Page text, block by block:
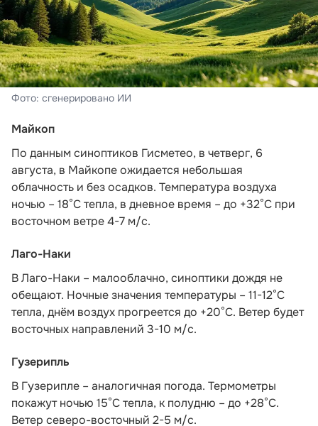
Фото: сгенерировано ИИ
Майкоп
По данным синоптиков Гисметео, в четверг, 6
августа, в Майкопе ожидается небольшая
облачность и без осадков. Температура воздуха
ночью – 18°С тепла, в дневное время – до +32°С при
восточном ветре 4-7 м/с.
Лаго-Наки
В Лаго-Наки – малооблачно, синоптики дождя не
обещают. Ночные значения температуры – 11-12°С
тепла, днём воздух прогреется до +20°С. Ветер будет
восточных направлений 3-10 м/с.
Гузерипль
В Гузерипле – аналогичная погода. Термометры
покажут ночью 15°С тепла, к полудню – до +28°С.
Ветер северо-восточный 2-5 м/с.